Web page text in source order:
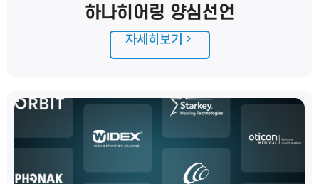
하나히어링 양심선언
자세히보기